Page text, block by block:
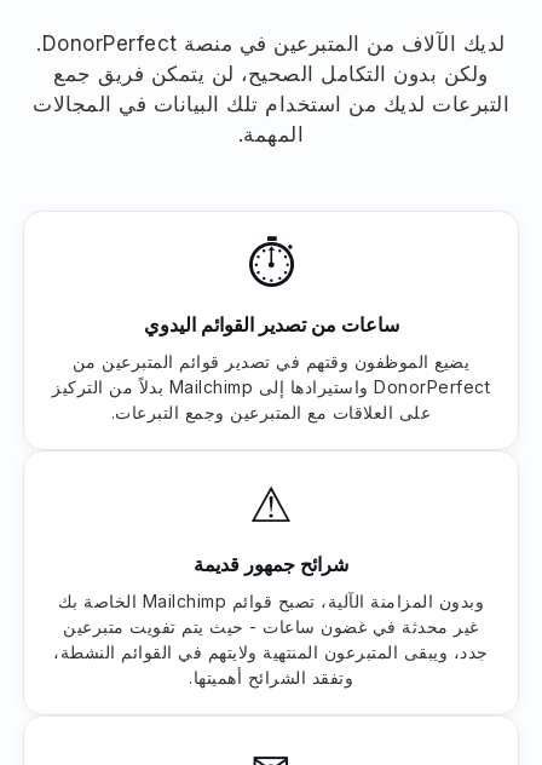
لديك الآلاف من المتبرعين في منصة DonorPerfect.
ولكن بدون التكامل الصحيح، لن يتمكن فريق جمع
التبرعات لديك من استخدام تلك البيانات في المجالات
المهمة.
⏱
ساعات من تصدير القوائم اليدوي
يضيع الموظفون وقتهم في تصدير قوائم المتبرعين من
DonorPerfect واستيرادها إلى Mailchimp بدلاً من التركيز
على العلاقات مع المتبرعين وجمع التبرعات.
⚠
شرائح جمهور قديمة
وبدون المزامنة الآلية، تصبح قوائم Mailchimp الخاصة بك
غير محدثة في غضون ساعات - حيث يتم تفويت متبرعين
جدد، ويبقى المتبرعون المنتهية ولايتهم في القوائم النشطة،
وتفقد الشرائح أهميتها.